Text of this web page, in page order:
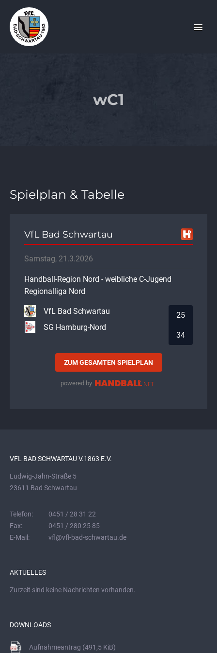
wC1
Spielplan & Tabelle
VfL Bad Schwartau
Samstag, 21.3.2026
Handball-Region Nord - weibliche C-Jugend
Regionalliga Nord
VfL Bad Schwartau
SG Hamburg-Nord
25
34
ZUM GESAMTEN SPIELPLAN
powered by
VFL BAD SCHWARTAU V.1863 E.V.
Ludwig-Jahn-Straße 5
23611 Bad Schwartau
Telefon:
0451 / 28 31 22
Fax:
0451 / 280 25 85
E-Mail:
vfl@vfl-bad-schwartau.de
AKTUELLES
Zurzeit sind keine Nachrichten vorhanden.
DOWNLOADS
Aufnahmeantrag (491,5 KiB)